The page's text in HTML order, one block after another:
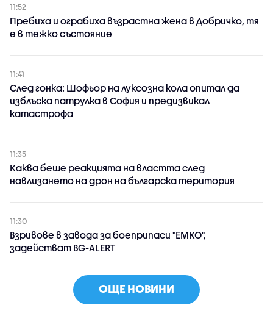
11:52
Пребиха и ограбиха възрастна жена в Добричко, тя
е в тежко състояние
11:41
След гонка: Шофьор на луксозна кола опитал да
изблъска патрулка в София и предизвикал
катастрофа
11:35
Каква беше реакцията на властта след
навлизането на дрон на българска територия
11:30
Взривове в завода за боеприпаси "ЕМКО",
задействат BG-ALERT
ОЩЕ НОВИНИ